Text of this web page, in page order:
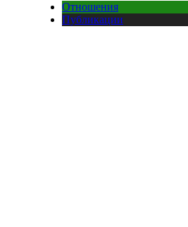
Отношения
Публикации